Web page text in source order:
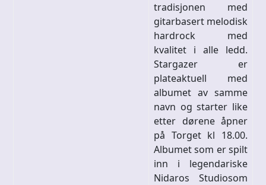
tradisjonen med
gitarbasert melodisk
hardrock med
kvalitet i alle ledd.
Stargazer er
plateaktuell med
albumet av samme
navn og starter like
etter dørene åpner
på Torget kl 18.00.
Albumet som er spilt
inn i legendariske
Nidaros Studiosom